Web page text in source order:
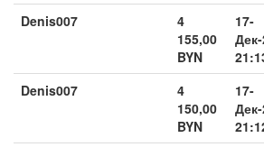
Denis007
4
155,00
BYN
17-
Denis007
4
150,00
BYN
17-